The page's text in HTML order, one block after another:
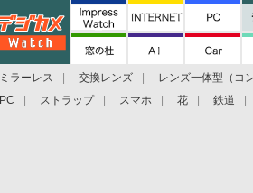
ミラーレス 交換レンズ レンズ一体型（コ
PC
ストラップ スマホ 花 鉄道